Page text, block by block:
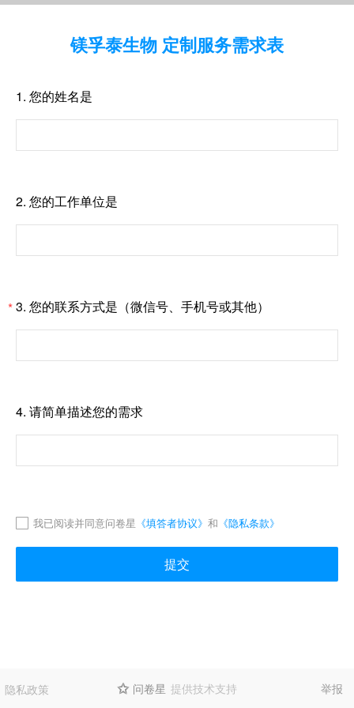
镁孚泰生物 定制服务需求表
1. 您的姓名是
2. 您的工作单位是
*3. 您的联系方式是（微信号、手机号或其他）
4. 请简单描述您的需求
我已阅读并同意问卷星 《填答者协议》 和 《隐私条款》
提交
隐私政策  问卷星 提供技术支持 举报